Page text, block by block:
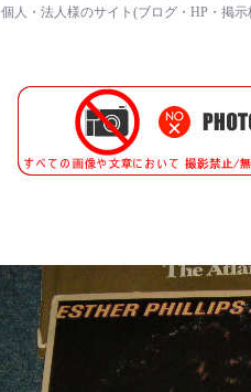
個人・法人様のサイト(ブログ・HP・掲